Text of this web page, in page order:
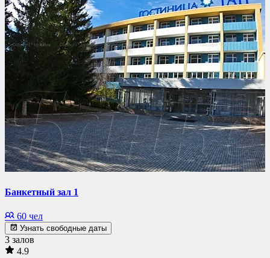
Банкетный зал 1
60 чел
Узнать свободные даты
3 залов
4.9